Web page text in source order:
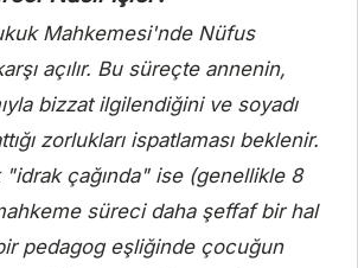
Mahkemesi'nde Nüfus
açılır. Bu süreçte annenin,
bizzat ilgilendiğini ve soyadı
zorlukları ispatlaması beklenir.
çağında" ise (genellikle 8
süreci daha şeffaf bir hal
pedagog eşliğinde çocuğun